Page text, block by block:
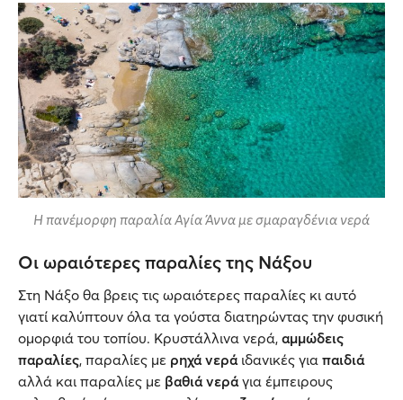
Η πανέμορφη παραλία Αγία Άννα με σμαραγδένια νερά
Οι ωραιότερες παραλίες της Νάξου
Στη Νάξο θα βρεις τις ωραιότερες παραλίες κι αυτό
γιατί καλύπτουν όλα τα γούστα διατηρώντας την φυσική
ομορφιά του τοπίου. Κρυστάλλινα νερά, αμμώδεις
παραλίες, παραλίες με ρηχά νερά ιδανικές για παιδιά
αλλά και παραλίες με βαθιά νεράγια έμπειρους